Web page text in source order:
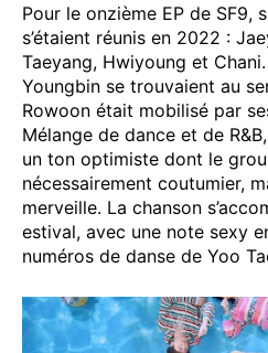
Pour le onzième EP de SF9,
s’étaient réunis en 2022 :
Taeyang, Hwiyoung et
Youngbin se trouvaient au
Rowoon était mobilisé par
Mélange de dance et de
un ton optimiste dont le
nécessairement coutumier,
merveille. La chanson
estival, avec une note sexy
numéros de danse de Yoo